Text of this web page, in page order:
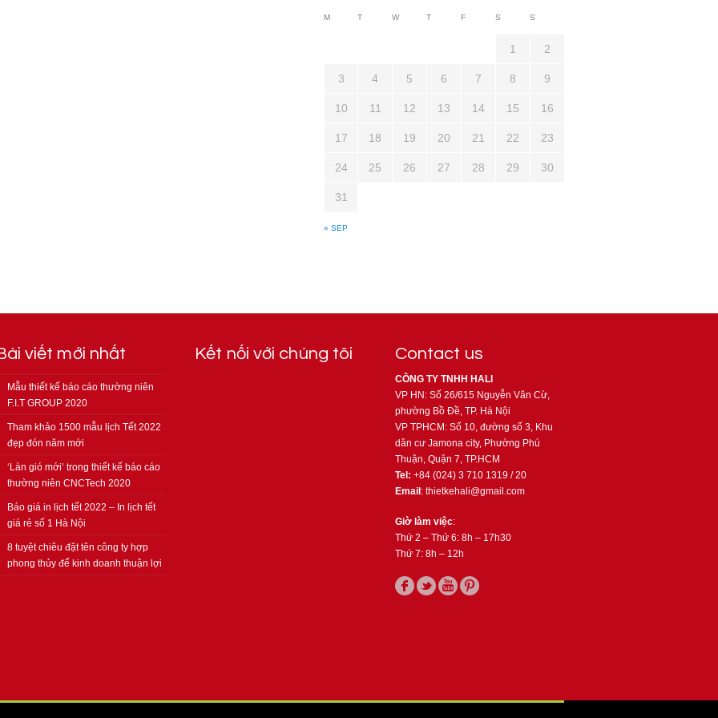
M T W T F S S
« SEP
1 2
3 4 5 6 7 8 9
10 11 12 13 14 15 16
17 18 19 20 21 22 23
24 25 26 27 28 29 30
31
viết mới nhất
Mẫu thiết kế báo cáo thường niên
F.I.T GROUP 2020
Tham khảo 1500 mẫu lịch Tết 2022
đẹp đón năm mới
‘Làn gió mới’ trong thiết kế báo cáo
thường niên CNCTech 2020
Báo giá in lịch tết 2022 – In lịch tết
giá rẻ số 1 Hà Nội
8 tuyệt chiêu đặt tên công ty hợp
phong thủy để kinh doanh thuận lợi
Kết nối với chúng tôi Contact us
CÔNG TY TNHH HALI
VP HN: Số 26/615 Nguyễn Văn Cừ,
phường Bồ Đề, TP. Hà Nội
VP TPHCM: Số 10, đường số 3, Khu
dân cư Jamona city, Phường Phú
Thuận, Quận 7, TP.HCM
Tel: +84 (024) 3 710 1319 / 20
Email : thietkehali@gmail.com
Giờ làm việc:
Thứ 2 – Thứ 6: 8h – 17h30
Thứ 7: 8h – 12h